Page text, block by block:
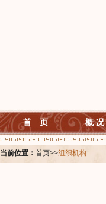
首 页 概 况
当前位置： 首页>>组织机构